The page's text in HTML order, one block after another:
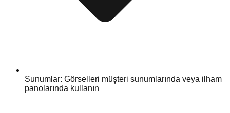
Sunumlar: Görselleri müşteri sunumlarında veya ilham
panolarında kullanın